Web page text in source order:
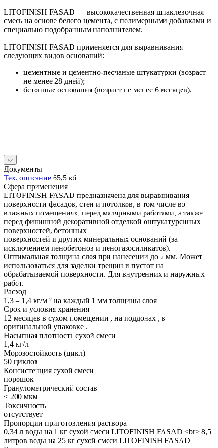
LITOFINISH FASAD — высококачественная шпаклевочная
смесь на основе белого цемента, с полимерными добавками и
специально подобранным наполнителем.
LITOFINISH FASAD применяется для выравнивания
следующих видов оснований:
цементные и цементно-песчаные штукатурки (возраст
не менее 28 дней);
бетонные основания (возраст не менее 6 месяцев).
Документы
Тех. описание 65,5 кб
Сфера применения
LITOFINISH FASAD предназначена для выравнивания
поверхности фасадов, стен и потолков, в том числе во
влажных помещениях, перед малярными работами, а также
перед финишной декоративной отделкой оштукатуренных
поверхностей, бетонных
поверхностей и других минеральных оснований (за
исключением пенобетонов и пеногазосиликатов).
Оптимальная толщина слоя при нанесении до 2 мм. Может
использоваться для заделки трещин и пустот на
обрабатываемой поверхности. Для внутренних и наружных
работ.
Расход
1,3 – 1,4 кг/м ² на каждый 1 мм толщины слоя
Срок и условия хранения
12 месяцев в сухом помещении , на поддонах , в
оригинальной упаковке .
Насыпная плотность сухой смеси
1,4 кг/л
Морозостойкость (цикл)
50 циклов
Консистенция сухой смеси
порошок
Гранулометрический состав
< 200 мкм
Токсичность
отсутствует
Пропорции приготовления раствора
0,34 л воды на 1 кг сухой смеси LITOFINISH FASAD <br> 8,5
литров воды на 25 кг сухой смеси LITOFINISH FASAD